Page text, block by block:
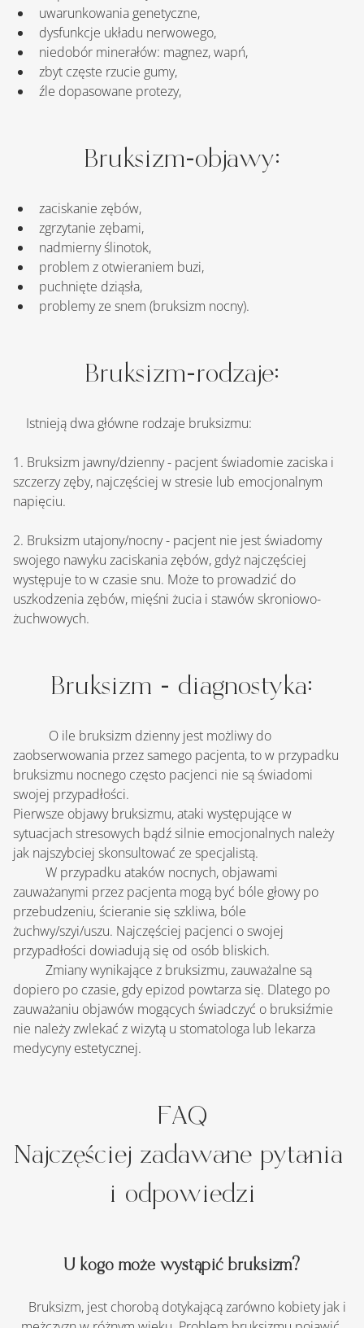
uwarunkowania genetyczne,
dysfunkcje układu nerwowego,
niedobór minerałów: magnez, wapń,
zbyt częste rzucie gumy,
źle dopasowane protezy,
Bruksizm-objawy:
zaciskanie zębów,
zgrzytanie zębami,
nadmierny ślinotok,
problem z otwieraniem buzi,
puchnięte dziąsła,
problemy ze snem (bruksizm nocny).
Bruksizm-rodzaje:
    Istnieją dwa główne rodzaje bruksizmu:
1. Bruksizm jawny/dzienny - pacjent świadomie zaciska i
szczerzy zęby, najczęściej w stresie lub emocjonalnym
napięciu.
2. Bruksizm utajony/nocny - pacjent nie jest świadomy
swojego nawyku zaciskania zębów, gdyż najczęściej
występuje to w czasie snu. Może to prowadzić do
uszkodzenia zębów, mięśni żucia i stawów skroniowo-
żuchwowych.
Bruksizm - diagnostyka:
zaobserwowania przez samego pacjenta, to w przypadku
bruksizmu nocnego często pacjenci nie są świadomi
swojej przypadłości.
Pierwsze objawy bruksizmu, ataki występujące w
sytuacjach stresowych bądź silnie emocjonalnych należy
jak najszybciej skonsultować ze specjalistą.
zauważanymi przez pacjenta mogą być bóle głowy po
przebudzeniu, ścieranie się szkliwa, bóle
żuchwy/szyi/uszu. Najczęściej pacjenci o swojej
przypadłości dowiadują się od osób bliskich.
dopiero po czasie, gdy epizod powtarza się. Dlatego po
zauważaniu objawów mogących świadczyć o bruksiźmie
nie należy zwlekać z wizytą u stomatologa lub lekarza
medycyny estetycznej.
FAQ
Najczęściej zadawane pytania
i odpowiedzi
U kogo może wystąpić bruksizm?